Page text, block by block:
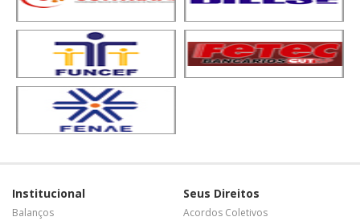
Institucional
Balanços
Seus Direitos
Acordos Coletivos